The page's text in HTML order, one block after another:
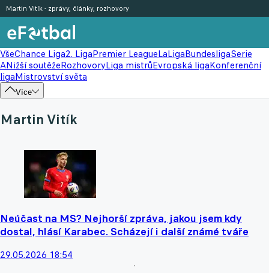
VšeChance Liga2. LigaPremier LeagueLaLigaBundesligaSerie
ANižší soutěžeRozhovoryLiga mistrůEvropská ligaKonferenční
ligaMistrovství světa
Více
Martin Vitík - zprávy, články, rozhovory
Martin Vitík
Neúčast na MS? Nejhorší zpráva, jakou jsem kdy
dostal, hlásí Karabec. Scházejí i další známé tváře
29.05.2026 18:54